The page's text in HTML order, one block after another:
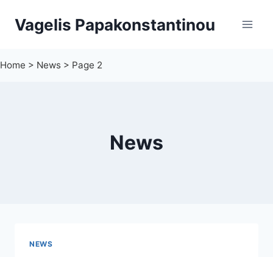
Vagelis Papakonstantinou
Home > News > Page 2
News
NEWS